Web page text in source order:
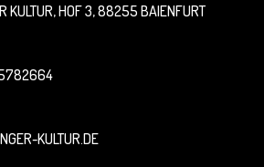
KULTUR, HOF 3, 88255 BAIENFURT
KULTUR.DE